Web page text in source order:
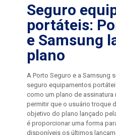
Seguro
portáteis:
e Samsung
plano
A Porto Seguro e a Samsung
seguro equipamentos
como um plano de assinatura
permitir que o usuário troque
objetivo do plano lançado
é proporcionar uma forma
disponíveis os últimos